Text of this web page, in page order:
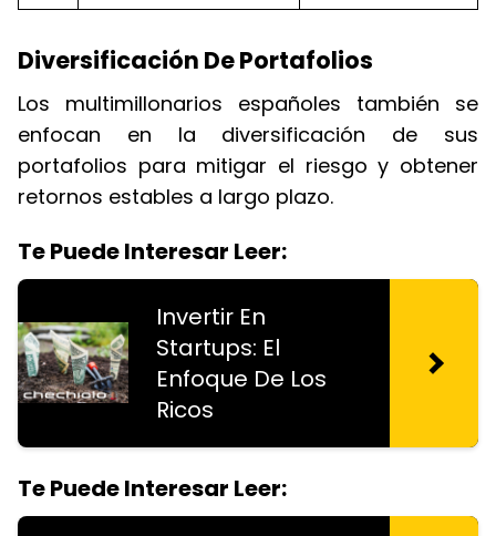
Diversificación De Portafolios
Los multimillonarios españoles también se
enfocan en la diversificación de sus
portafolios para mitigar el riesgo y obtener
retornos estables a largo plazo.
Te Puede Interesar Leer:
Invertir En
Startups: El
Enfoque De Los
Ricos
Te Puede Interesar Leer: